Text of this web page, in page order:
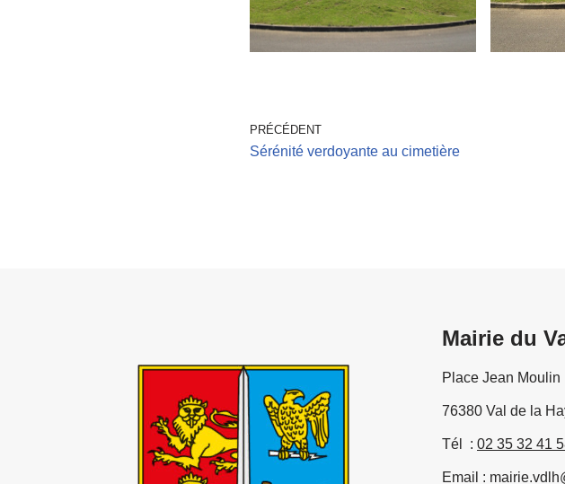
PRÉCÉDENT
Sérénité verdoyante au cimetière
Mairie du
Place Jean Moulin
76380 Val de la
Tél : 02 35 32 41
Email :